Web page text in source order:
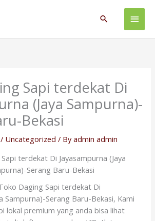
Main
Search
Sapi terdekat Di
(Jaya Sampurna)-
Bekasi
/ Uncategorized / Byadmin admin
terdekat Di Jayasampurna (Jaya
Serang Baru-Bekasi
Daging Sapi terdekat Di
Sampurna)-Serang Baru-Bekasi, Kami
lokal premium yang anda bisa lihat